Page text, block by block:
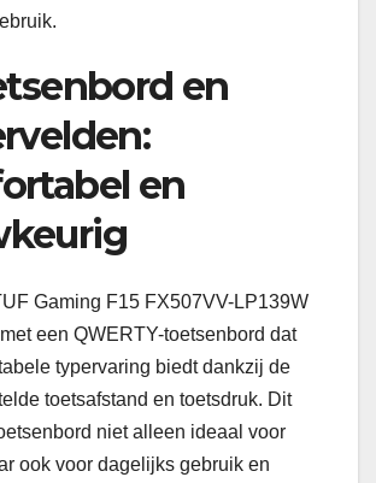
en
en
Gaming F15 FX507VV-LP139W
een QWERTY-toetsenbord dat
typervaring biedt dankzij de
toetsafstand en toetsdruk. Dit
niet alleen ideaal voor
ook voor dagelijks gebruik en